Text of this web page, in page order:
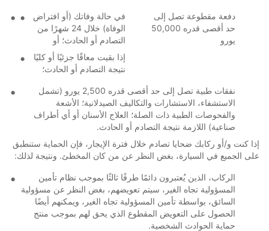
دفعة مقطوعة تصل إلى
حد أقصى قدره 50,000
يورو
في حالة وفاتك (أو افتراض
الوفاة) خلال 24 شهرًا من
التصادم أو الحادث؛ أو
إذا بقيت معاقًا جزئيًا أو كليًا
نتيجة التصادم أو الحادث؛
نفقات طبية تصل إلى حد أقصى قدره 2,500 يورو (تشمل
الاستشفاء، الاستشارات والتكاليف الصيدلانية؛ الأشعة
والفحوصات الطبية ذات الصلة؛ العلاج الأسنان أو أي أطراف
صناعية) اللازمة نتيجة التصادم أو الحادث.
إذا كنت و/أو ركابك ضحايا تصادم خلال فترة الإيجار، فإن الحماية ستنطبق
على الجميع في السيارة، بغض النظر عن من كان المخطئ. ونتيجة لذلك:
الركاب، الذين يُعتبرون دائمًا طرفًا ثالثًا بموجب نظام تأمين
المسؤولية تجاه الغير، سيتم تعويضهم، بغض النظر عن مسؤولية
السائق، بواسطة تأمين المسؤولية تجاه الغير، ويمكنهم أيضًا
الحصول على التعويض المقطوع الذي يحق لهم بموجب منتج
حماية الحوادث الشخصية.